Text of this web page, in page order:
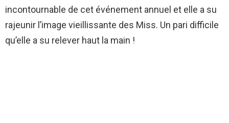
incontournable de cet événement annuel et elle a su
rajeunir l’image vieillissante des Miss. Un pari difficile
qu’elle a su relever haut la main !